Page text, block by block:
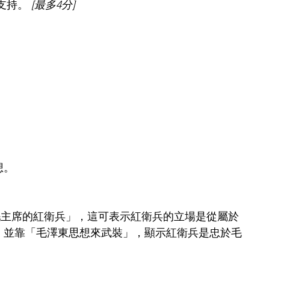
持。 [最多4分]
席的紅衛兵」，這可表示紅衛兵的立場是從屬於
靠「毛澤東思想來武裝」，顯示紅衛兵是忠於毛